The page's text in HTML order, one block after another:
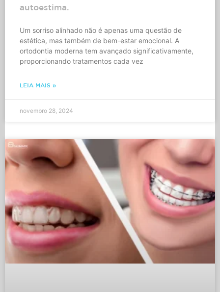
autoestima.
Um sorriso alinhado não é apenas uma questão de
estética, mas também de bem-estar emocional. A
ortodontia moderna tem avançado significativamente,
proporcionando tratamentos cada vez
LEIA MAIS »
novembro 28, 2024